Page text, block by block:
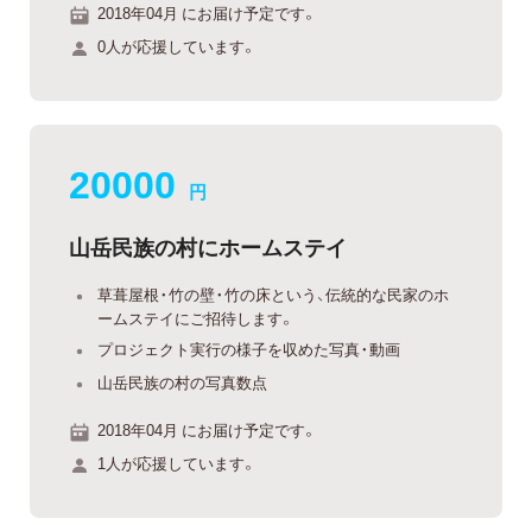
2018年04月 にお届け予定です。
0人が応援しています。
20000 円
山岳民族の村にホームステイ
草葺屋根・竹の壁・竹の床という、伝統的な民家のホ
ームステイにご招待します。
プロジェクト実行の様子を収めた写真・動画
山岳民族の村の写真数点
2018年04月 にお届け予定です。
1人が応援しています。